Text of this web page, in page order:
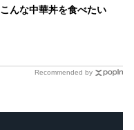
んな中華丼を食べたい
Recommended by